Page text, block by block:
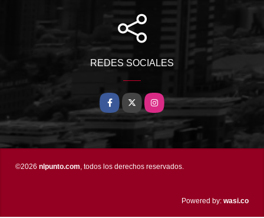
REDES SOCIALES
Facebook
X Instagram
©2026 nlpunto.com, todos los derechos reservados.
Powered by: wasi.co